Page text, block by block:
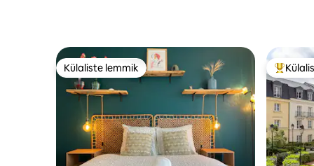
Külaliste lemmik
Külaliste lemmik